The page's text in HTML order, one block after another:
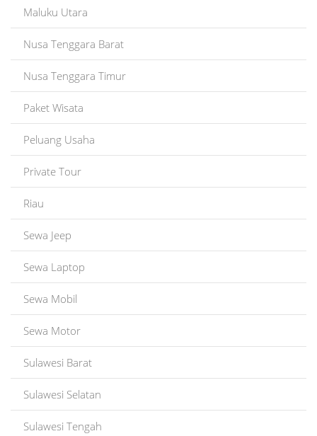
Maluku Utara
Nusa Tenggara Barat
Nusa Tenggara Timur
Paket Wisata
Peluang Usaha
Private Tour
Riau
Sewa Jeep
Sewa Laptop
Sewa Mobil
Sewa Motor
Sulawesi Barat
Sulawesi Selatan
Sulawesi Tengah